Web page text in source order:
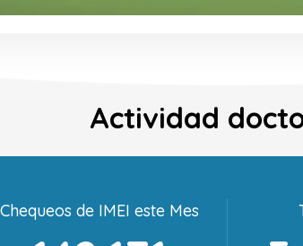
Actividad
Chequeos de IMEI este Mes